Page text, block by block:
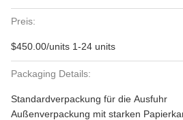
Preis:
$450.00/units 1-24 units
Packaging Details:
Standardverpackung für die Ausfuhr
Außenverpackung mit starken